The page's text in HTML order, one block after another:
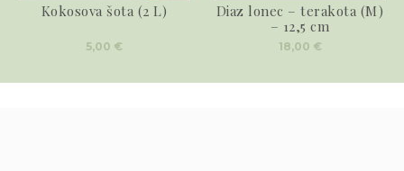
Kokosova šota (2 L)
5,00 €
Diaz lonec – terakota (M)
– 12,5 cm
18,00 €